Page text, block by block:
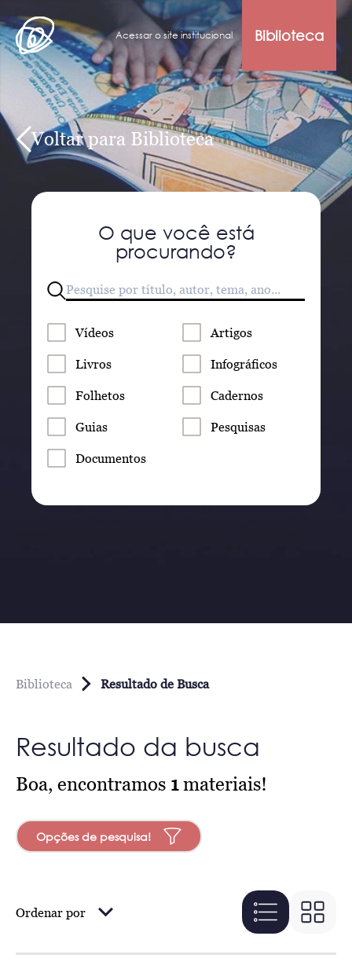
Acessar o site institucional Biblioteca
Voltar para Biblioteca
O que você está
procurando?
Vídeos Artigos
Livros Infográficos
Folhetos Cadernos
Guias Pesquisas
Documentos
Biblioteca Resultado de Busca
Resultado da busca
Boa, encontramos 1materiais!
Opções de pesquisa!
Ordenar por